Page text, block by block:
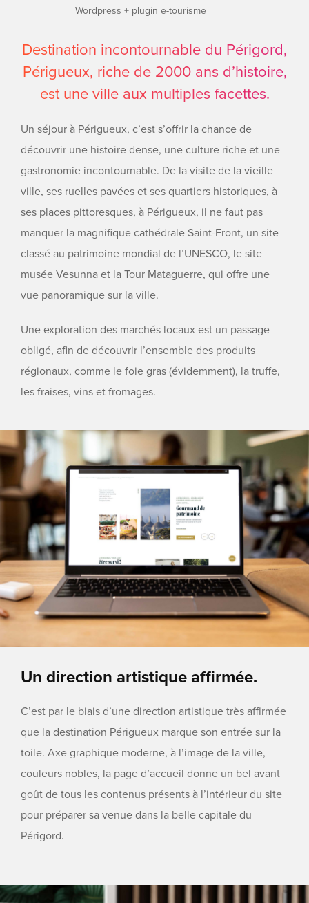
Wordpress + plugin e-tourisme
Destination incontournable du Périgord,
Périgueux, riche de 2000 ans d’histoire,
est une ville aux multiples facettes.
Un séjour à Périgueux, c’est s’offrir la chance de
découvrir une histoire dense, une culture riche et une
gastronomie incontournable. De la visite de la vieille
ville, ses ruelles pavées et ses quartiers historiques, à
ses places pittoresques, à Périgueux, il ne faut pas
manquer la magnifique cathédrale Saint-Front, un site
classé au patrimoine mondial de l’UNESCO, le site
musée Vesunna et la Tour Mataguerre, qui offre une
vue panoramique sur la ville.
Une exploration des marchés locaux est un passage
obligé, afin de découvrir l’ensemble des produits
régionaux, comme le foie gras (évidemment), la truffe,
les fraises, vins et fromages.
Un direction artistique affirmée.
C’est par le biais d’une direction artistique très affirmée
que la destination Périgueux marque son entrée sur la
toile. Axe graphique moderne, à l’image de la ville,
couleurs nobles, la page d’accueil donne un bel avant
goût de tous les contenus présents à l’intérieur du site
pour préparer sa venue dans la belle capitale du
Périgord.